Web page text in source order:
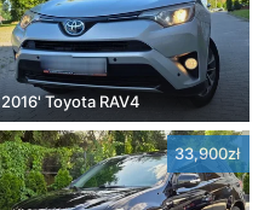
2016' Toyota RAV4
33,900zł